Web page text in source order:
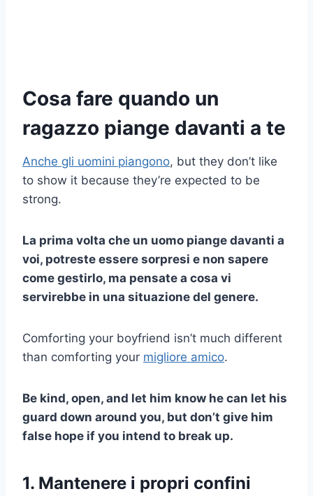
Cosa fare quando un
ragazzo piange davanti a te
Anche gli uomini piangono, but they don’t like
to show it because they’re expected to be
strong.
La prima volta che un uomo piange davanti a
voi, potreste essere sorpresi e non sapere
come gestirlo, ma pensate a cosa vi
servirebbe in una situazione del genere.
Comforting your boyfriend isn’t much different
than comforting your migliore amico.
Be kind, open, and let him know he can let his
guard down around you, but don’t give him
false hope if you intend to break up.
1. Mantenere i propri confini